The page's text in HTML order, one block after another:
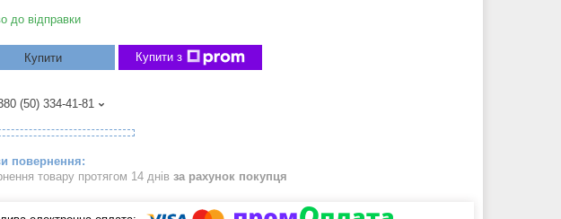
до відправки
Купити Купити з
(50) 334-41-81
товару протягом 14 днів за рахунок покупця